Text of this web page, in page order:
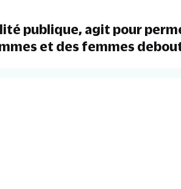
publique, agit pour
et des femmes